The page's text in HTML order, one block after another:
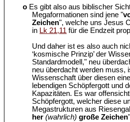
o Es gibt also aus biblischer
Megaformationen sind jene "
Zeichen", welche uns Jesus
in Lk 21,11 für die Endzeit
Und daher ist es also auch
‘kosmische Prinzip’ der
Standardmodell," neu
neu überdacht werden muss,
Wissenschaft über diesen
lebendigen Schöpfergott und
Kapazitäten. Es war
Schöpfergott, welcher diese
Megastrukturen aus
her(wahrlich) große Zeichen